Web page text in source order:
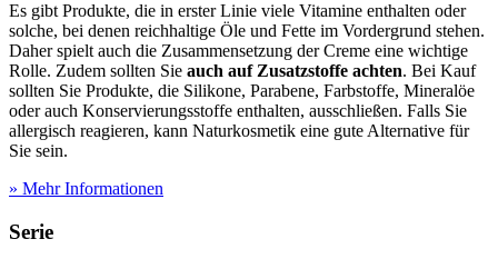
Es gibt Produkte, die in erster Linie viele Vitamine enthalten oder
solche, bei denen reichhaltige Öle und Fette im Vordergrund stehen.
Daher spielt auch die Zusammensetzung der Creme eine wichtige
Rolle. Zudem sollten Sie auch auf Zusatzstoffe achten. Bei Kauf
sollten Sie Produkte, die Silikone, Parabene, Farbstoffe, Mineralöe
oder auch Konservierungsstoffe enthalten, ausschließen. Falls Sie
allergisch reagieren, kann Naturkosmetik eine gute Alternative für
Sie sein.
» Mehr Informationen
Serie